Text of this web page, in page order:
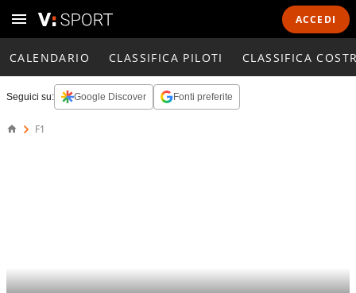
ACCEDI
CALENDARIO CLASSIFICA PILOTI CLASSIFICA
Seguici su: Google Discover Fonti preferite
F1